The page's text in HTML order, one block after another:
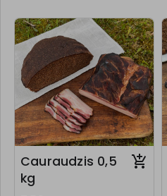
Cauraudzis 0,5
kg